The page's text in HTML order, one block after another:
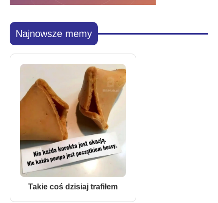
Najnowsze memy
Takie coś dzisiaj trafiłem